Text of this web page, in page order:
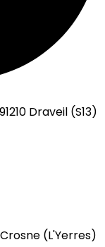
Draveil (S13)
(L'Yerres)